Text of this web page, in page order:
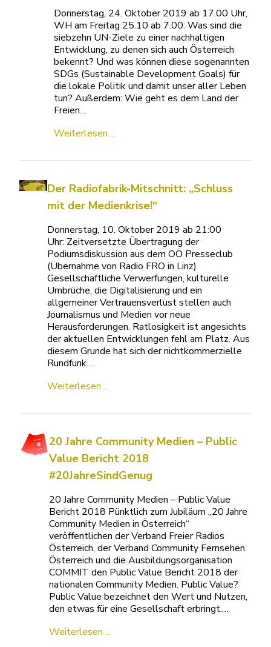
Donnerstag, 24. Oktober 2019 ab 17.00 Uhr,
WH am Freitag 25.10 ab 7.00: Was sind die
siebzehn UN-Ziele zu einer nachhaltigen
Entwicklung, zu denen sich auch Österreich
bekennt? Und was können diese sogenannten
SDGs (Sustainable Development Goals) für
die lokale Politik und damit unser aller Leben
tun? Außerdem: Wie geht es dem Land der
Freien…
Weiterlesen ...
Der Radiofabrik-Mitschnitt: „Schluss
mit der Medienkrise!“
Donnerstag, 10. Oktober 2019 ab 21:00
Uhr: Zeitversetzte Übertragung der
Podiumsdiskussion aus dem OÖ Presseclub
(Übernahme von Radio FRO in Linz)
Gesellschaftliche Verwerfungen, kulturelle
Umbrüche, die Digitalisierung und ein
allgemeiner Vertrauensverlust stellen auch
Journalismus und Medien vor neue
Herausforderungen. Ratlosigkeit ist angesichts
der aktuellen Entwicklungen fehl am Platz. Aus
diesem Grunde hat sich der nichtkommerzielle
Rundfunk…
Weiterlesen ...
20 Jahre Community Medien – Public
Value Bericht 2018
#20JahreSindGenug
20 Jahre Community Medien – Public Value
Bericht 2018 Pünktlich zum Jubiläum „20 Jahre
Community Medien in Österreich“
veröffentlichen der Verband Freier Radios
Österreich, der Verband Community Fernsehen
Österreich und die Ausbildungsorganisation
COMMIT den Public Value Bericht 2018 der
nationalen Community Medien. Public Value?
Public Value bezeichnet den Wert und Nutzen,
den etwas für eine Gesellschaft erbringt.…
Weiterlesen ...